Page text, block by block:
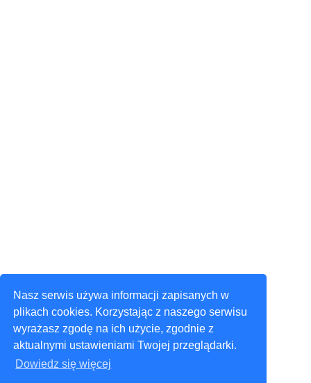
Nasz serwis używa informacji zapisanych w
plikach cookies. Korzystając z naszego serwisu
wyrażasz zgodę na ich użycie, zgodnie z
aktualnymi ustawieniami Twojej przeglądarki.
Dowiedz się więcej